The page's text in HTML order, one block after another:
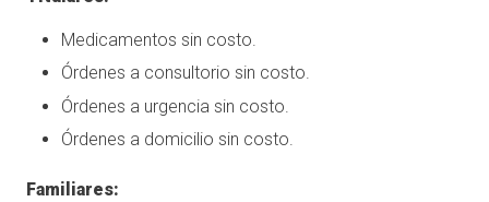
Medicamentos sin costo.
Órdenes a consultorio sin costo.
Órdenes a urgencia sin costo.
Órdenes a domicilio sin costo.
Familiares: